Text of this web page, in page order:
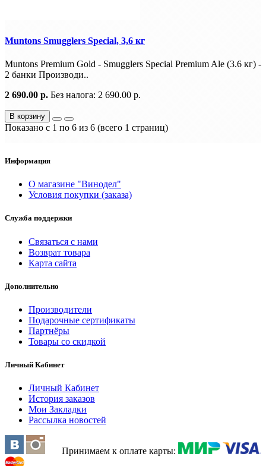
Muntons Smugglers Special, 3,6 кг
Muntons Premium Gold - Smugglers Special Premium Ale (3.6 кг) -
2 банки Производи..
2 690.00 р. Без налога: 2 690.00 р.
В корзину
Показано с 1 по 6 из 6 (всего 1 страниц)
Информация
О магазине "Винодел"
Условия покупки (заказа)
Служба поддержки
Связаться с нами
Возврат товара
Карта сайта
Дополнительно
Производители
Подарочные сертификаты
Партнёры
Товары со скидкой
Личный Кабинет
Личный Кабинет
История заказов
Мои Закладки
Рассылка новостей
Принимаем к оплате карты: